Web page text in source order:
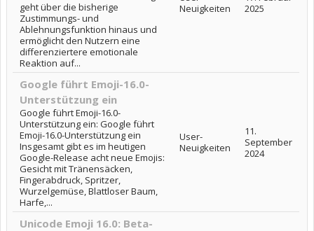
geht über die bisherige
Zustimmungs- und
Ablehnungsfunktion hinaus und
ermöglicht den Nutzern eine
differenziertere emotionale
Reaktion auf...
Neuigkeiten
2025
Google führt Emoji-16.0-
Unterstützung ein
Google führt Emoji-16.0-
Unterstützung ein: Google führt
Emoji-16.0-Unterstützung ein
Insgesamt gibt es im heutigen
Google-Release acht neue Emojis:
Gesicht mit Tränensäcken,
Fingerabdruck, Spritzer,
Wurzelgemüse, Blattloser Baum,
Harfe,...
User-
Neuigkeiten
11.
September
2024
Unicode Emoji 16.0: Beta-